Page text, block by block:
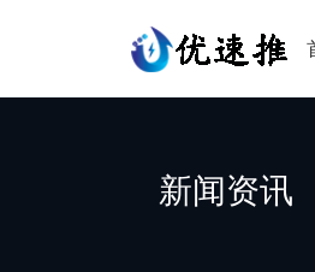
新闻资讯